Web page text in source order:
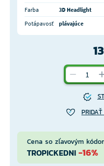
Farba 3D Headlight
Potápavosť
plávajúce
Cena so zľavovým
TROPICKEDNI -16%